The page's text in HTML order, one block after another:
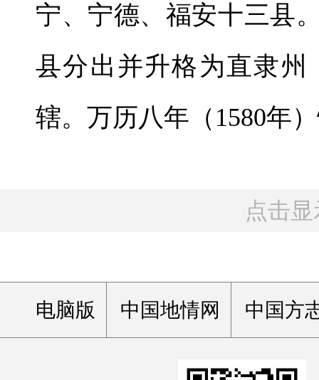
宁、宁德、福安十三县
县分出并升格为直隶
辖。万历八年（1580年
点击
电脑版 中国地情网 中国方